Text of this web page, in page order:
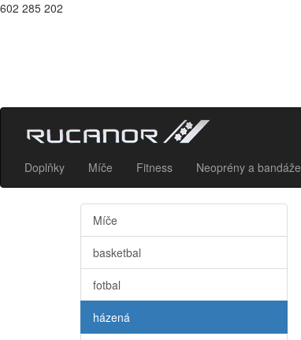
602 285 202
Doplňky Míče Fitness Neoprény a bandáže
Míče
basketbal
fotbal
házená